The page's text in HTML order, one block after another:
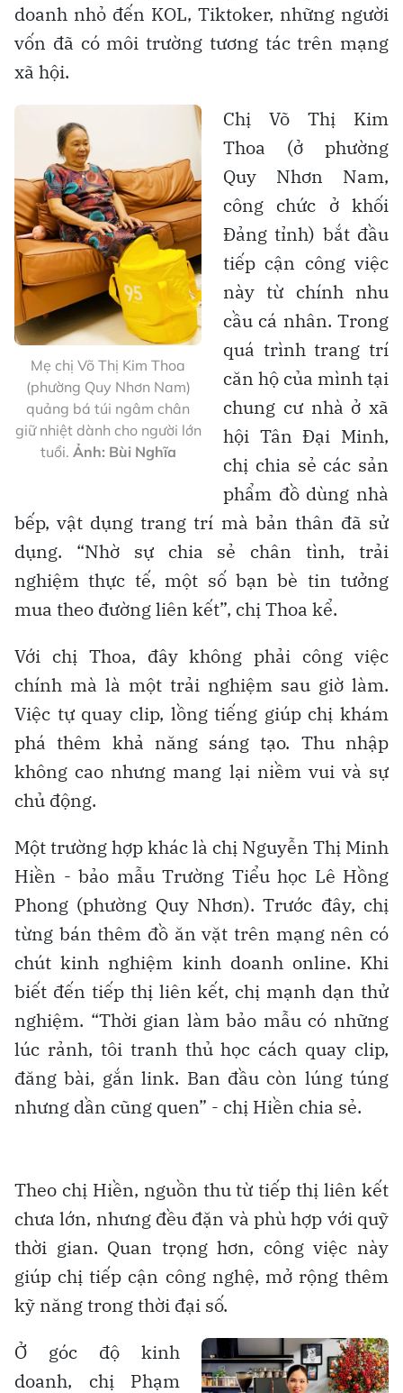
doanh nhỏ đến KOL, Tiktoker, những người
vốn đã có môi trường tương tác trên mạng
xã hội.
Mẹ chị Võ Thị Kim Thoa
(phường Quy Nhơn Nam)
quảng bá túi ngâm chân
giữ nhiệt dành cho người lớn
tuổi. Ảnh: Bùi Nghĩa
Chị Võ Thị Kim
Thoa (ở phường
Quy Nhơn Nam,
công chức ở khối
Đảng tỉnh) bắt đầu
tiếp cận công việc
này từ chính nhu
cầu cá nhân. Trong
quá trình trang trí
căn hộ của mình tại
chung cư nhà ở xã
hội Tân Đại Minh,
chị chia sẻ các sản
phẩm đồ dùng nhà
bếp, vật dụng trang trí mà bản thân đã sử
dụng. “Nhờ sự chia sẻ chân tình, trải
nghiệm thực tế, một số bạn bè tin tưởng
mua theo đường liên kết”, chị Thoa kể.
Với chị Thoa, đây không phải công việc
chính mà là một trải nghiệm sau giờ làm.
Việc tự quay clip, lồng tiếng giúp chị khám
phá thêm khả năng sáng tạo. Thu nhập
không cao nhưng mang lại niềm vui và sự
chủ động.
Một trường hợp khác là chị Nguyễn Thị Minh
Hiền - bảo mẫu Trường Tiểu học Lê Hồng
Phong (phường Quy Nhơn). Trước đây, chị
từng bán thêm đồ ăn vặt trên mạng nên có
chút kinh nghiệm kinh doanh online. Khi
biết đến tiếp thị liên kết, chị mạnh dạn thử
nghiệm. “Thời gian làm bảo mẫu có những
lúc rảnh, tôi tranh thủ học cách quay clip,
đăng bài, gắn link. Ban đầu còn lúng túng
nhưng dần cũng quen” - chị Hiền chia sẻ.
Theo chị Hiền, nguồn thu từ tiếp thị liên kết
chưa lớn, nhưng đều đặn và phù hợp với quỹ
thời gian. Quan trọng hơn, công việc này
giúp chị tiếp cận công nghệ, mở rộng thêm
kỹ năng trong thời đại số.
Ở góc độ kinh
doanh, chị Phạm